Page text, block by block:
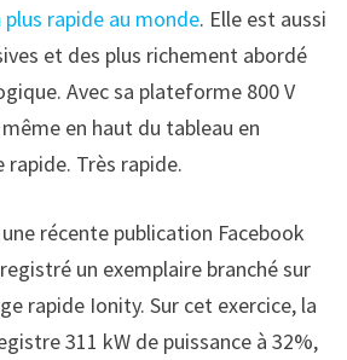
rapide au monde. Elle est aussi
et des plus richement abordé
Avec sa plateforme 800 V
en haut du tableau en
Très rapide.
récente publication Facebook
un exemplaire branché sur
rapide Ionity. Sur cet exercice, la
311 kW de puissance à 32%,